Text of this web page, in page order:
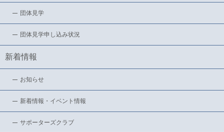
団体見学
団体見学申し込み状況
新着情報
お知らせ
新着情報・イベント情報
サポーターズクラブ